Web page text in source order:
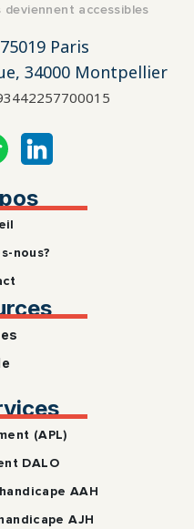
accessibles
Paris
34000 Montpellier
nous?
(APL)
DALO
AAH
AJH